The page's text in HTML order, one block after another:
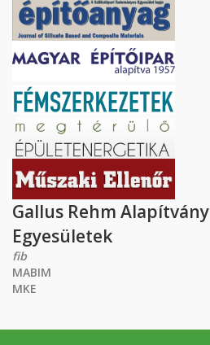
Gallus Rehm Alapítvány
Egyesületek
fib
MABIM
MKE